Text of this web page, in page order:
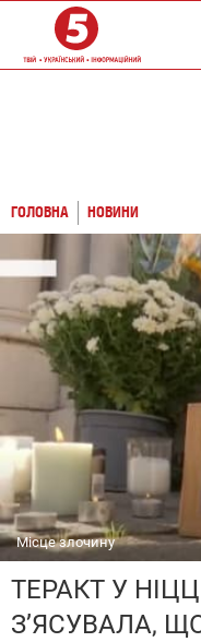
ГОЛОВНА НОВИНИ
Місце злочину
ТЕРАКТ У
З’ЯСУВАЛА,